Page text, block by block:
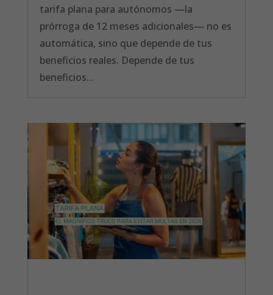
tarifa plana para autónomos —la
prórroga de 12 meses adicionales— no es
automática, sino que depende de tus
beneficios reales. Depende de tus
beneficios...